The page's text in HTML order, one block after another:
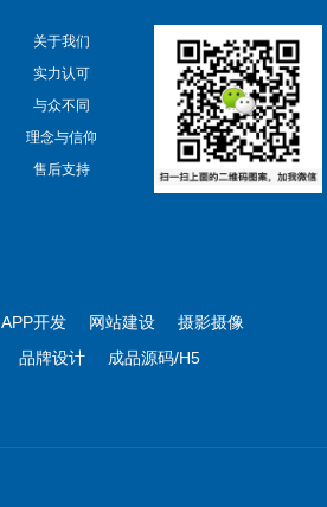
关于我们
实力认可
与众不同
理念与信仰
售后支持
APP开发 网站建设
摄影摄像
品牌设计
成品源码/H5